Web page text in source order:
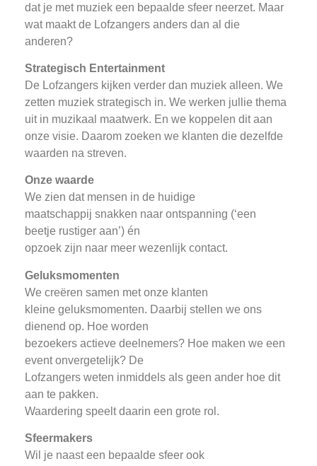
dat je met muziek een bepaalde sfeer neerzet. Maar
wat maakt de Lofzangers anders dan al die
anderen?
Strategisch Entertainment
De Lofzangers kijken verder dan muziek alleen. We
zetten muziek strategisch in. We werken jullie thema
uit in muzikaal maatwerk. En we koppelen dit aan
onze visie. Daarom zoeken we klanten die dezelfde
waarden na streven.
Onze waarde
We zien dat mensen in de huidige
maatschappij snakken naar ontspanning (‘een
beetje rustiger aan’) én
opzoek zijn naar meer wezenlijk contact.
Geluksmomenten
We creëren samen met onze klanten
kleine geluksmomenten. Daarbij stellen we ons
dienend op. Hoe worden
bezoekers actieve deelnemers? Hoe maken we een
event onvergetelijk? De
Lofzangers weten inmiddels als geen ander hoe dit
aan te pakken.
Waardering speelt daarin een grote rol.
Sfeermakers
Wil je naast een bepaalde sfeer ook